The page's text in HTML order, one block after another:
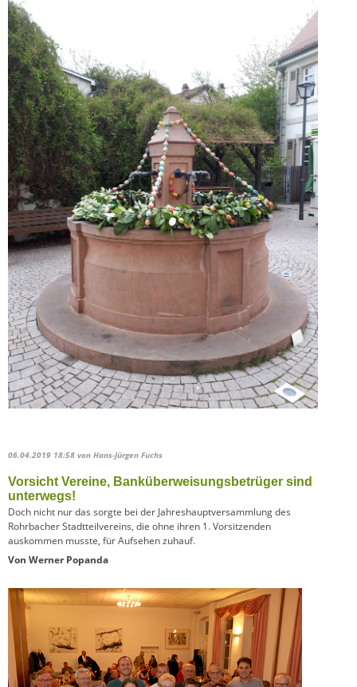
06.04.2019 18:58 von Hans-Jürgen Fuchs
Vorsicht Vereine, Banküberweisungsbetrüger sind
unterwegs!
Doch nicht nur das sorgte bei der Jahreshauptversammlung des
Rohrbacher Stadtteilvereins, die ohne ihren 1. Vorsitzenden
auskommen musste, für Aufsehen zuhauf.
Von Werner Popanda